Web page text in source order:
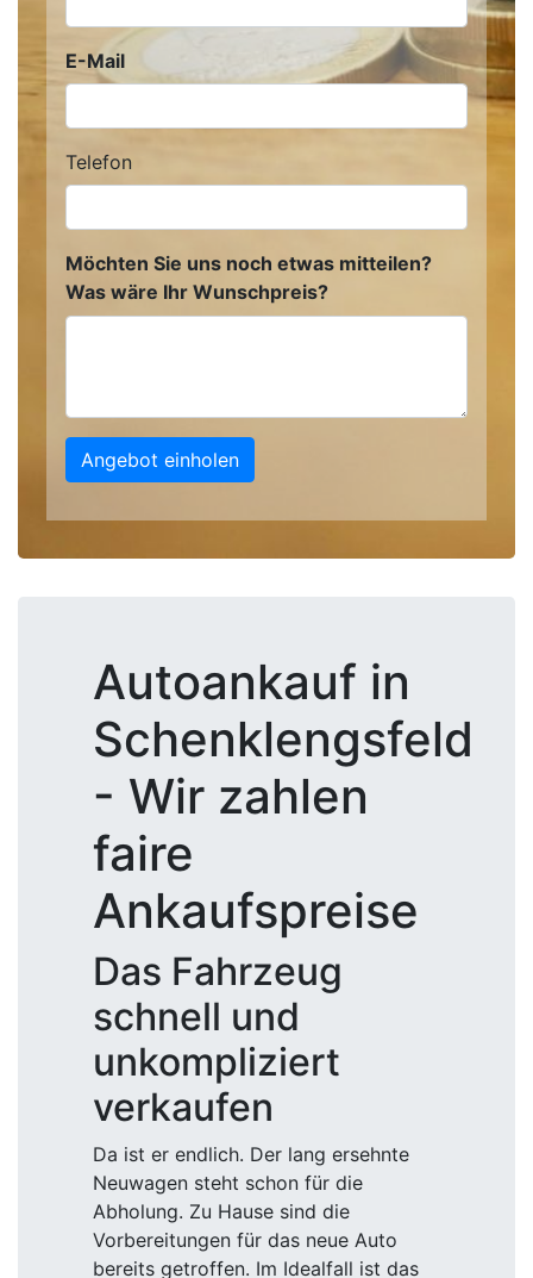
E-Mail
Telefon
Möchten Sie uns noch etwas mitteilen?
Was wäre Ihr Wunschpreis?
Angebot einholen
Autoankauf in
Schenklengsfeld
- Wir zahlen
faire
Ankaufspreise
Das Fahrzeug
schnell und
unkompliziert
verkaufen
Da ist er endlich. Der lang ersehnte
Neuwagen steht schon für die
Abholung. Zu Hause sind die
Vorbereitungen für das neue Auto
bereits getroffen. Im Idealfall ist das